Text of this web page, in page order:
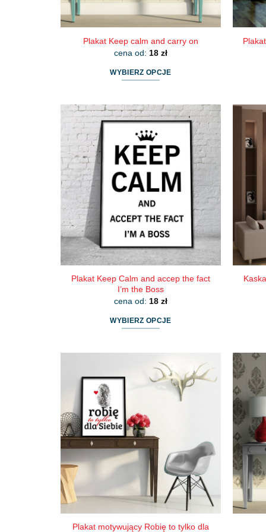
Plakat Keep calm and carry on
cena od: 18 zł
WYBIERZ OPCJE
ma
wiele
wariantów.
Opcje
wybrać
stronie
produktu
Plakat Keep Calm and accep the fact
I’m the Boss
cena od: 18 zł
WYBIERZ OPCJE
wiele
wariantów.
można
wybrać
stronie
produktu
Plakat motywujący Robię to tylko dla